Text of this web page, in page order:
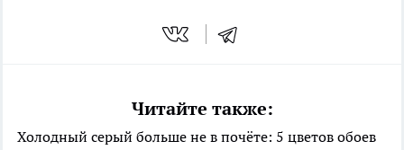
Читайте также:
Холодный серый больше не в почёте: 5 цветов обоев